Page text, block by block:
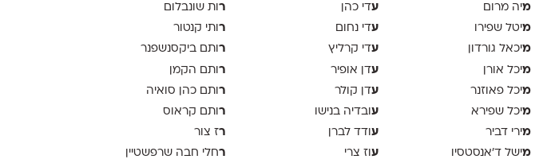
מיה מרום
מיטל שפירו
מיכאל גורדון
מיכל אורן
מיכל פאוזנר
מיכל שפירא
מירי דביר
מישל ד׳אנסטסיו
עדי כהן
עדי נחום
עדי קרליץ
עדן אופיר
עדן קולר
ע ובדיה בנישו
ע ודד לברן
ע וז צרי
רות שונבלום
רותי קנטור
רותם ביקסנשפנר
רותם הקמן
רותם כהן סואיה
רותם קראוס
רז צור
רחלי חבה שרפשטיין